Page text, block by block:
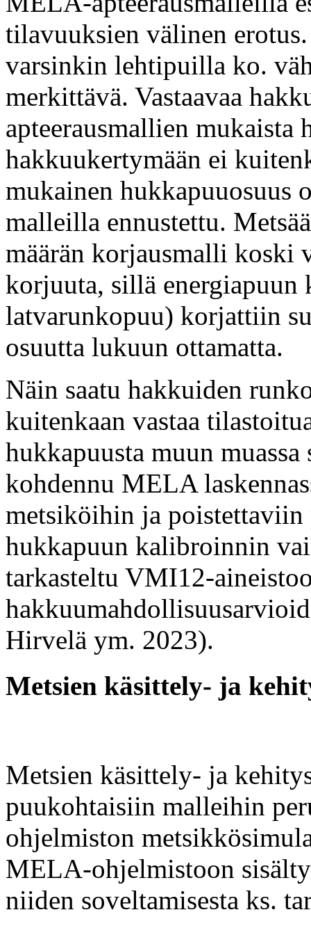
tilavuuksien välinen
varsinkin lehtipuilla ko.
merkittävä. Vastaavaa
apteerausmallien mukaista
hakkuukertymään ei
mukainen
malleilla ennustettu.
määrän korjausmalli koski
korjuuta, sillä energiapuun
latvarunkopuu) korjattiin
osuutta lukuun ottamatta.
Näin saatu hakkuiden
kuitenkaan vastaa
hukkapuusta muun
kohdennu MELA
metsiköihin ja poistettaviin
hukkapuun kalibroinnin
tarkasteltu VMI12-
Hirvelä ym. 2023).
Metsien käsittely- ja
Metsien käsittely- ja
puukohtaisiin malleihin
ohjelmiston
MELA-ohjelmistoon
niiden soveltamisesta ks.